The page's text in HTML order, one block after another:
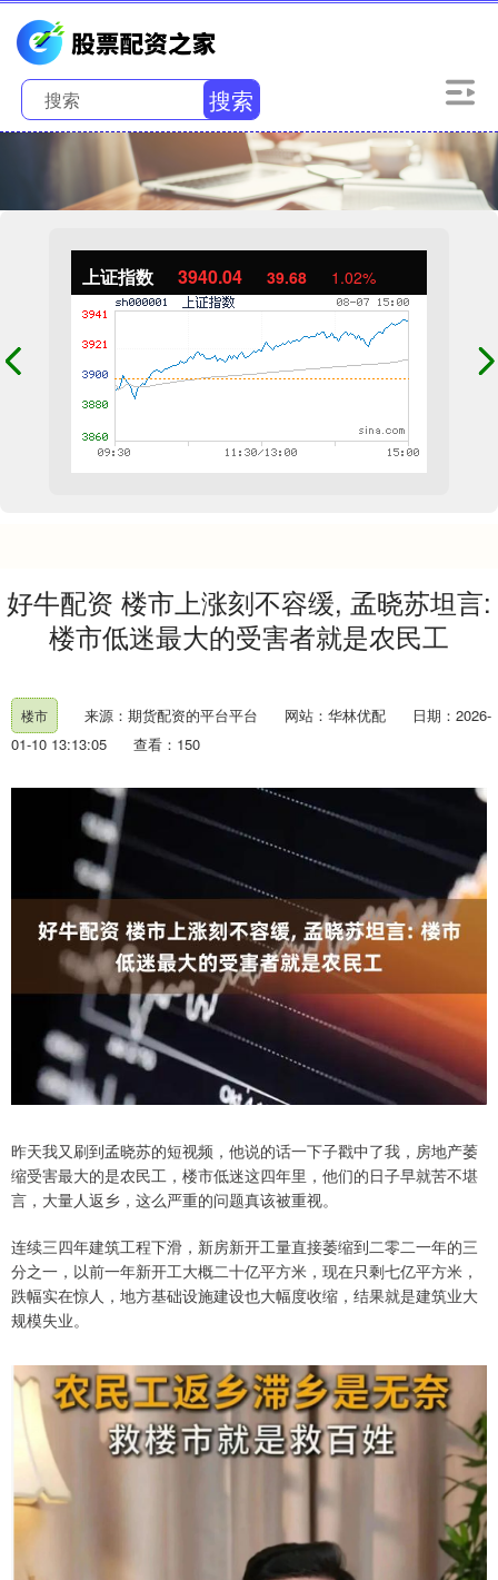
搜索
上证指数 3940.04 39.68 1.02%
好牛配资 楼市上涨刻不容缓, 孟晓苏坦言:
楼市低迷最大的受害者就是农民工
楼市 来源：期货配资的平台平台 网站：华林优配
日期：2026-
01-10 13:13:05
查看：150
昨天我又刷到孟晓苏的短视频，他说的话一下子戳中了我，房地产萎
缩受害最大的是农民工，楼市低迷这四年里，他们的日子早就苦不堪
言，大量人返乡，这么严重的问题真该被重视。
连续三四年建筑工程下滑，新房新开工量直接萎缩到二零二一年的三
分之一，以前一年新开工大概二十亿平方米，现在只剩七亿平方米，
跌幅实在惊人，地方基础设施建设也大幅度收缩，结果就是建筑业大
规模失业。